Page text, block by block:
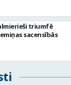
triumfē
sacensībās